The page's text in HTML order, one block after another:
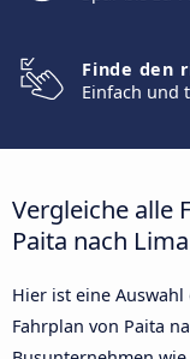
Finde den
Einfach und
Vergleiche alle
Paita nach Lima
Hier ist eine
Fahrplan von Paita